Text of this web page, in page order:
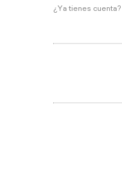
¿Ya tienes cuenta?